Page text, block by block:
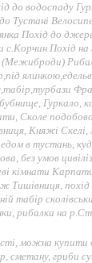
до водоспаду
Тустані
Похід до
с.Корчин Похід
(Межиброди)
Гуркало,
Сколе
Княжі Скелі,
в тустань,
без умов
кімнати
Тишівниця, похід
табір
рибалка на
можна
сметану, гриби